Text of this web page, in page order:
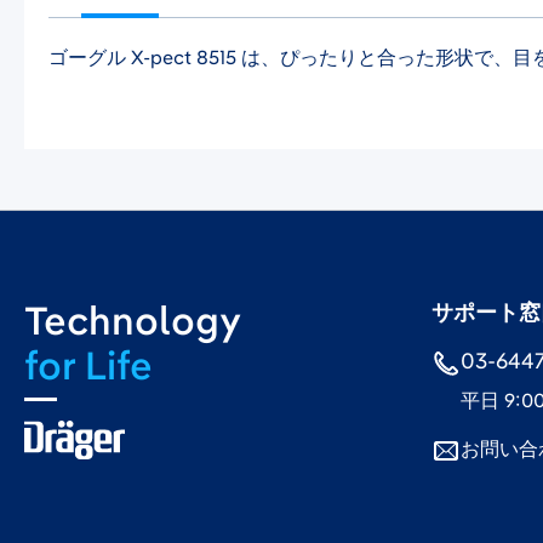
ゴーグル X-pect 8515 は、ぴったりと合った形状で、
Technology
for Life
サポート
03-
平日
お問い